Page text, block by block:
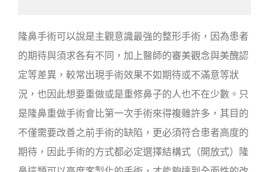
隆鼻手術可以說是主觀意識最強的整形手術，因為患者
的期待與須求各有不同，加上醫師的審美觀念與美醜認
定等差異，較常出現手術效果不如期待或不滿意等狀
況，也因此想要重做或是重修鼻子的人也不在少數。只
是隆鼻重做手術會比第一次手術來得複雜許多，其目的
不僅需要改善之前手術的缺陷，更必須符合患者高度的
期待，因此手術的方式都必定選擇結構式（開放式）隆